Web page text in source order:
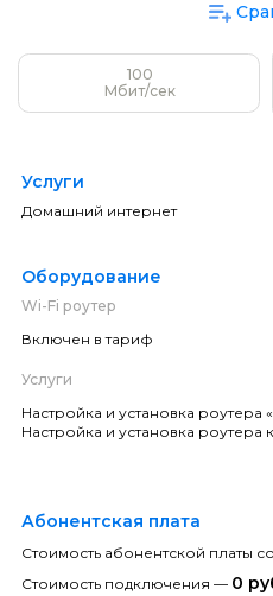
100
Мбит/сек
Услуги
Домашний интернет
Оборудование
Wi-Fi роутер
Включен в тариф
Услуги
Настройка и установка роутера
Настройка и установка роутера
Абонентская плата
Стоимость абонентской платы
Стоимость подключения — 0